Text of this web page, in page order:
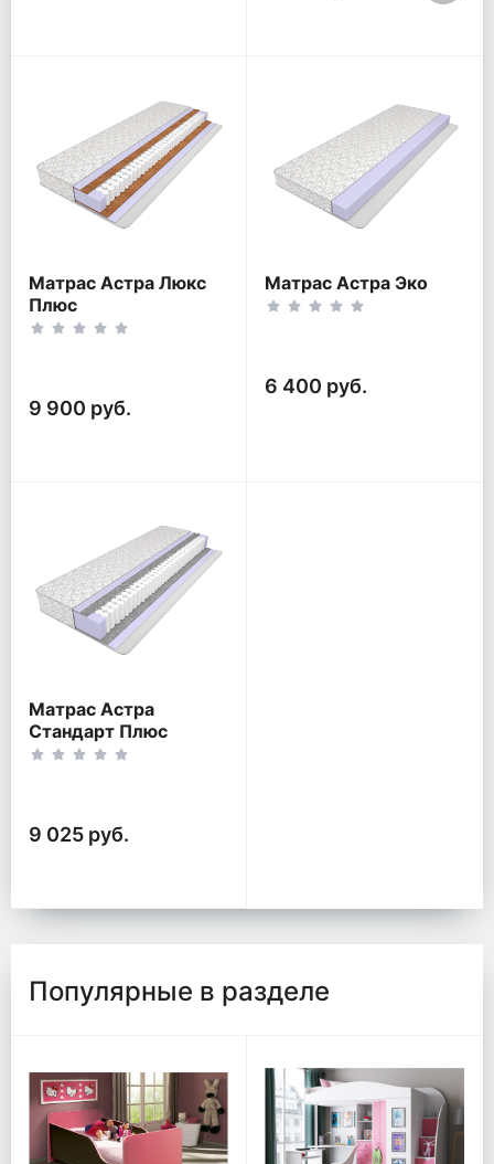
Матрас Астра Люкс
Плюс
9 900 руб.
Матрас Астра Эко
6 400 руб.
Матрас Астра
Стандарт Плюс
9 025 руб.
Популярные в разделе